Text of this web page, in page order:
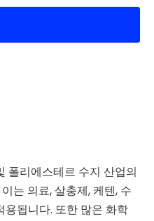
폴리에스테르 수지 산업의
는 의료, 살충제, 케텐, 수
용됩니다. 또한 많은 화학